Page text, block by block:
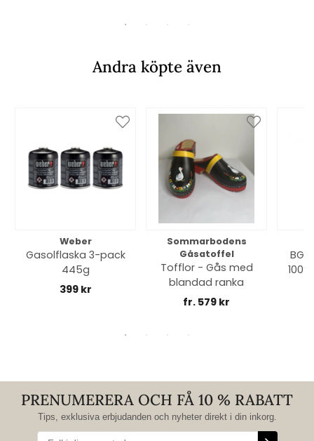
Andra köpte även
Weber
Gasolflaska 3-pack
445g
399 kr
Sommarbodens
Gåsatoffel
Tofflor - Gås med
blandad ranka
fr. 579 kr
PRENUMERERA OCH FÅ 10 % RABATT
Tips, exklusiva erbjudanden och nyheter direkt i din inkorg.